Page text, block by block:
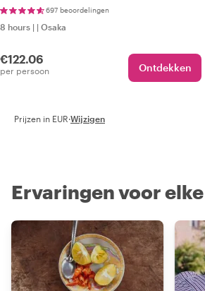
697 beoordelingen
8 hours | | Osaka
€122.06
per persoon Ontdekken
Prijzen in EUR·Wijzigen
Ervaringen voor